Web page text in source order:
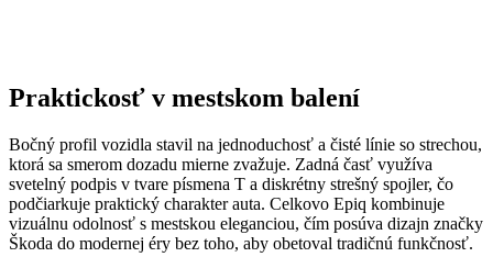
Praktickosť v mestskom balení
Bočný profil vozidla stavil na jednoduchosť a čisté línie so strechou,
ktorá sa smerom dozadu mierne zvažuje. Zadná časť využíva
svetelný podpis v tvare písmena T a diskrétny strešný spojler, čo
podčiarkuje praktický charakter auta. Celkovo Epiq kombinuje
vizuálnu odolnosť s mestskou eleganciou, čím posúva dizajn značky
Škoda do modernej éry bez toho, aby obetoval tradičnú funkčnosť.